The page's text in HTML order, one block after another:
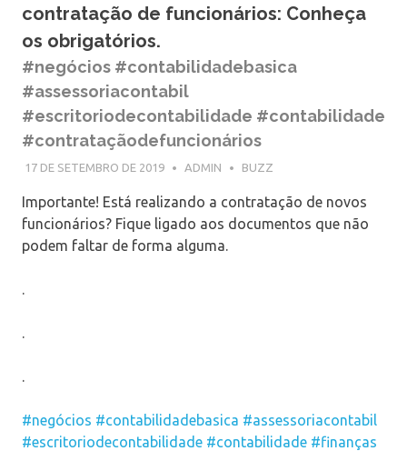
contratação de funcionários: Conheça
os obrigatórios.
#negócios #contabilidadebasica
#assessoriacontabil
#escritoriodecontabilidade #contabilidade
#contrataçãodefuncionários
17 DE SETEMBRO DE 2019 ADMIN BUZZ
Importante! Está realizando a contratação de novos
funcionários? Fique ligado aos documentos que não
podem faltar de forma alguma.
.
.
.
#negócios #contabilidadebasica #assessoriacontabil
#escritoriodecontabilidade #contabilidade #finanças